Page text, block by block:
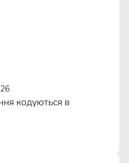
кодуються в